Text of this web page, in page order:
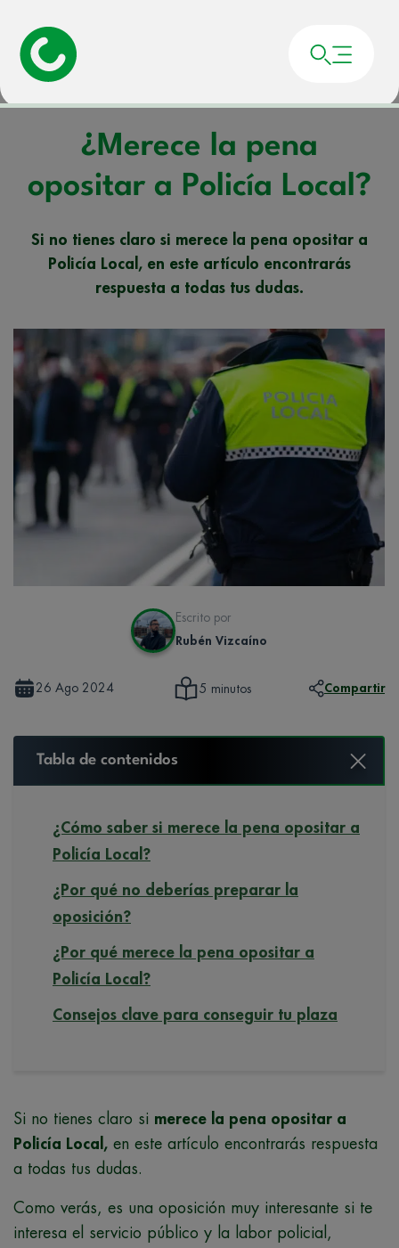
Portada»
¿Merece la pena
opositar a Policía Local?
Si no tienes claro si merece la pena opositar a
Policía Local, en este artículo encontrarás
respuesta a todas tus dudas.
Escrito por
Rubén Vizcaíno
26 Ago 2024 5 minutos Compartir
Tabla de contenidos
¿Cómo saber si merece la pena opositar a
Policía Local?
¿Por qué no deberías preparar la
oposición?
¿Por qué merece la pena opositar a
Policía Local?
Consejos clave para conseguir tu plaza
Si no tienes claro si merece la pena opositar a
Policía Local, en este artículo encontrarás respuesta
a todas tus dudas.
Como verás, es una oposición muy interesante si te
interesa el servicio público y la labor policial,